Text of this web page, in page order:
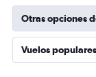
Otras opciones
Vuelos populares